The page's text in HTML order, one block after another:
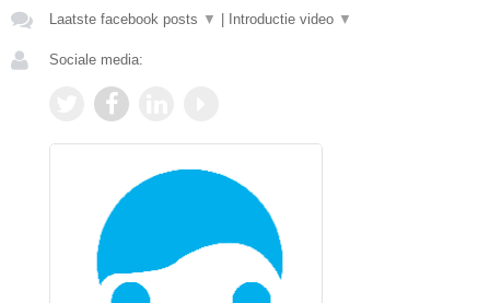
Laatste facebook posts ▼ | Introductie video ▼
Sociale media: